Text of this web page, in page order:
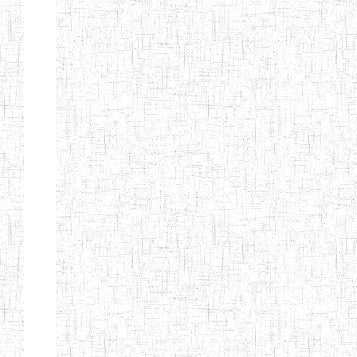
Etablissements
d'enseignement
secondaire
technique
et
professionnel
ESTP
Etablissements